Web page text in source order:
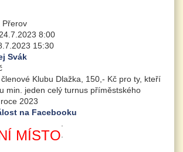
Přerov
24.7.2023 8:00
15:30
Svák
Klubu Dlažka, 150,- Kč pro ty, kteří
min. jeden celý turnus příměstského
2023
na Facebooku
MÍSTO